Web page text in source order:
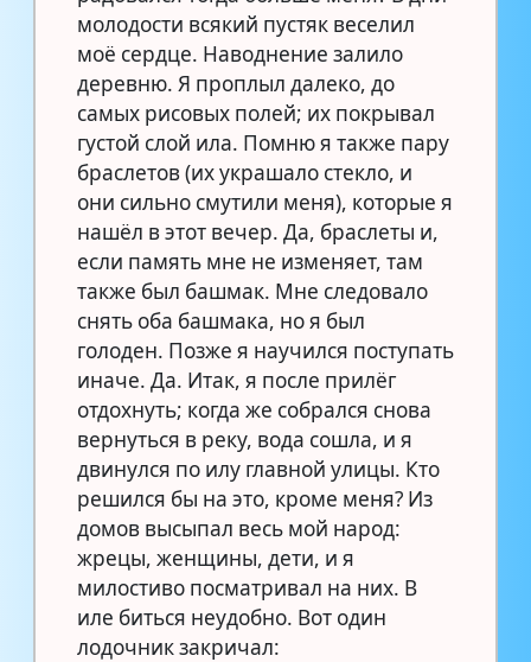
молодости всякий пустяк веселил
моё сердце. Наводнение залило
деревню. Я проплыл далеко, до
самых рисовых полей; их покрывал
густой слой ила. Помню я также пару
браслетов (их украшало стекло, и
они сильно смутили меня), которые я
нашёл в этот вечер. Да, браслеты и,
если память мне не изменяет, там
также был башмак. Мне следовало
снять оба башмака, но я был
голоден. Позже я научился поступать
иначе. Да. Итак, я после прилёг
отдохнуть; когда же собрался снова
вернуться в реку, вода сошла, и я
двинулся по илу главной улицы. Кто
решился бы на это, кроме меня? Из
домов высыпал весь мой народ:
жрецы, женщины, дети, и я
милостиво посматривал на них. В
иле биться неудобно. Вот один
лодочник закричал: